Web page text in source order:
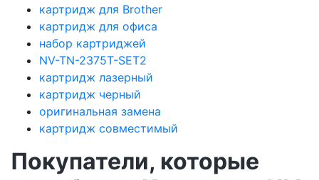
картридж для Brother
картридж для офиса
набор картриджей
NV-TN-2375T-SET2
картридж лазерный
картридж черный
оригинальная замена
картридж совместимый
Покупатели, которые